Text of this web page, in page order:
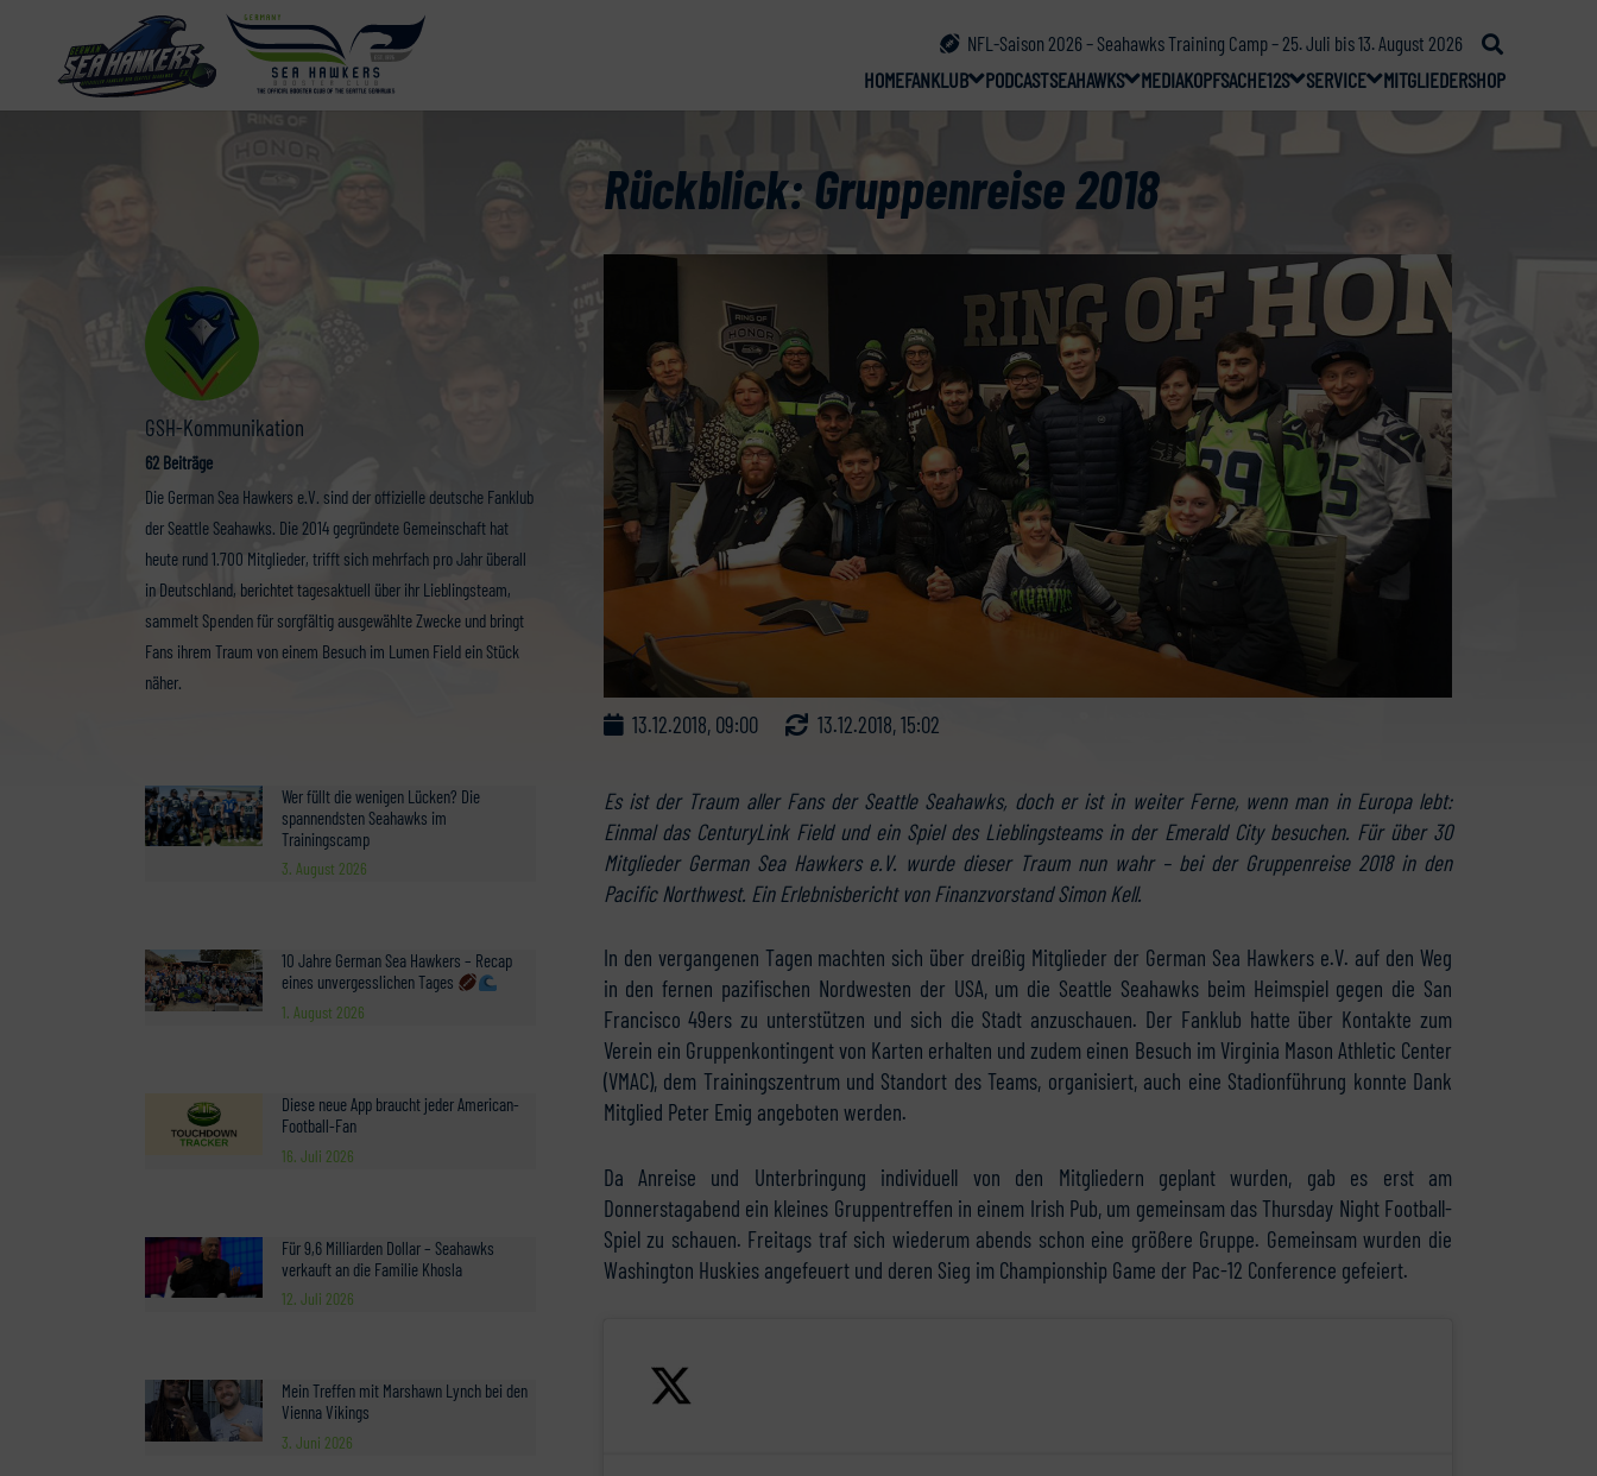
NFL-Saison 2026 – Seahawks Training Camp – 25. Juli bis 13. August 2026
HOMEFANKLUB PODCASTSEAHAWKS MEDIAKOPFSACHE12S SERVICE MITGLIEDERSHOP
GSH-Kommunikation
62 Beiträge
Die German Sea Hawkers e.V. sind der offizielle deutsche Fanklub
der Seattle Seahawks. Die 2014 gegründete Gemeinschaft hat
heute rund 1.700 Mitglieder, trifft sich mehrfach pro Jahr überall
in Deutschland, berichtet tagesaktuell über ihr Lieblingsteam,
sammelt Spenden für sorgfältig ausgewählte Zwecke und bringt
Fans ihrem Traum von einem Besuch im Lumen Field ein Stück
näher.
Rückblick: Gruppenreise 2018
13.12.2018, 09:00 13.12.2018, 15:02
Wer füllt die wenigen Lücken? Die
spannendsten Seahawks im
Trainingscamp
3. August 2026
10 Jahre German Sea Hawkers – Recap
eines unvergesslichen Tages
1. August 2026
Diese neue App braucht jeder American-
Football-Fan
16. Juli 2026
Für 9,6 Milliarden Dollar – Seahawks
verkauft an die Familie Khosla
12. Juli 2026
Mein Treffen mit Marshawn Lynch bei den
Vienna Vikings
3. Juni 2026
Es ist der Traum aller Fans der Seattle Seahawks, doch er ist in weiter Ferne, wenn man in Europa lebt:
Einmal das CenturyLink Field und ein Spiel des Lieblingsteams in der Emerald City besuchen. Für über 30
Mitglieder German Sea Hawkers e.V. wurde dieser Traum nun wahr – bei der Gruppenreise 2018 in den
Pacific Northwest. Ein Erlebnisbericht von Finanzvorstand Simon Kell.
In den vergangenen Tagen machten sich über dreißig Mitglieder der German Sea Hawkers e.V. auf den Weg
in den fernen pazifischen Nordwesten der USA, um die Seattle Seahawks beim Heimspiel gegen die San
Francisco 49ers zu unterstützen und sich die Stadt anzuschauen. Der Fanklub hatte über Kontakte zum
Verein ein Gruppenkontingent von Karten erhalten und zudem einen Besuch im Virginia Mason Athletic Center
(VMAC), dem Trainingszentrum und Standort des Teams, organisiert, auch eine Stadionführung konnte Dank
Mitglied Peter Emig angeboten werden.
Da Anreise und Unterbringung individuell von den Mitgliedern geplant wurden, gab es erst am
Donnerstagabend ein kleines Gruppentreffen in einem Irish Pub, um gemeinsam das Thursday Night Football-
Spiel zu schauen. Freitags traf sich wiederum abends schon eine größere Gruppe. Gemeinsam wurden die
Washington Huskies angefeuert und deren Sieg im Championship Game der Pac-12 Conference gefeiert.